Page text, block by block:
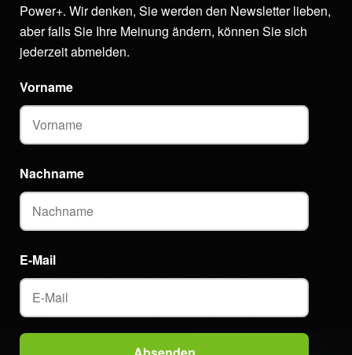
Power+. Wir denken, Sie werden den Newsletter lieben,
aber falls Sie Ihre Meinung ändern, können Sie sich
jederzeit abmelden.
E-Mail
Vorname
Nachname